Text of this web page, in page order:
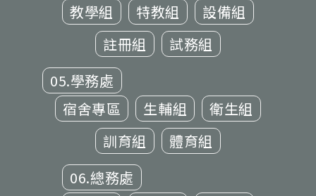
教學組
特教組
設備組
註冊組
試務組
05.學務處
宿舍專區
生輔組
衛生組
訓育組
體育組
06.總務處